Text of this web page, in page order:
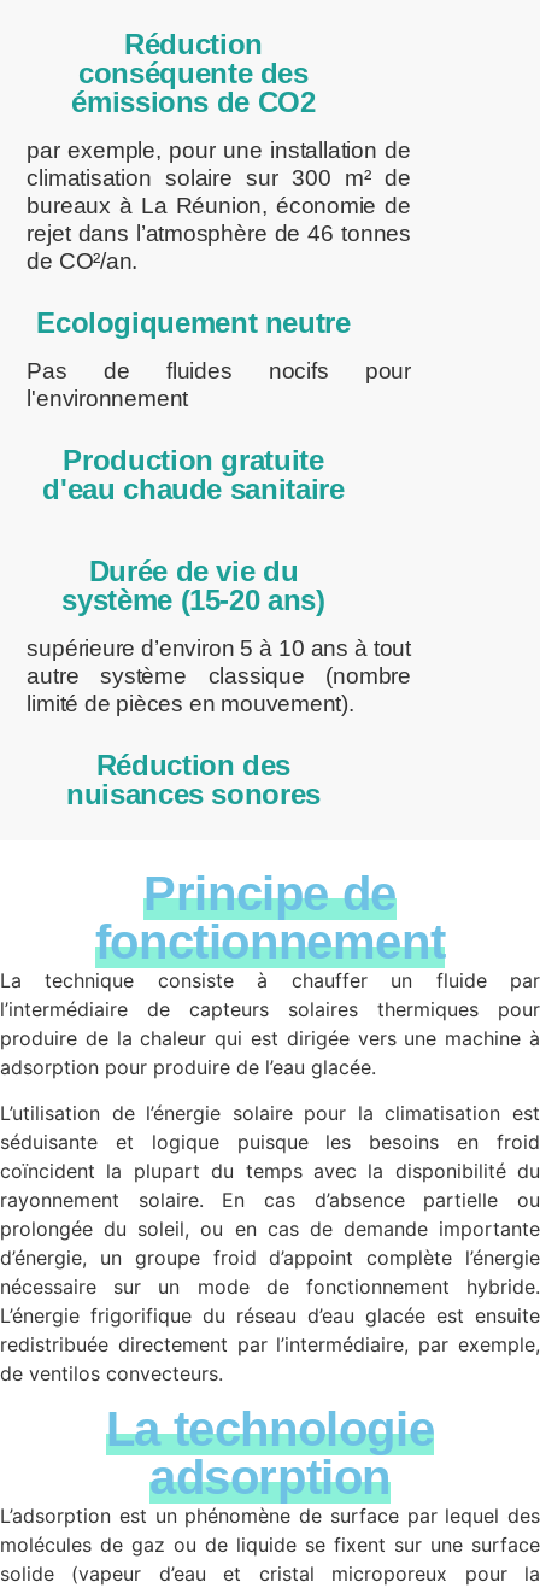
Réduction
conséquente des
émissions de CO2
par exemple, pour une installation de
climatisation solaire sur 300 m² de
bureaux à La Réunion, économie de
rejet dans l’atmosphère de 46 tonnes
de CO²/an.
Ecologiquement neutre
Pas de fluides nocifs pour
l'environnement
Production gratuite
d'eau chaude sanitaire
Durée de vie du
système (15-20 ans)
supérieure d’environ 5 à 10 ans à tout
autre système classique (nombre
limité de pièces en mouvement).
Réduction des
nuisances sonores
Principe de
fonctionnement
La technique consiste à chauffer un fluide par
l’intermédiaire de capteurs solaires thermiques pour
produire de la chaleur qui est dirigée vers une machine à
adsorption pour produire de l’eau glacée.
L’utilisation de l’énergie solaire pour la climatisation est
séduisante et logique puisque les besoins en froid
coïncident la plupart du temps avec la disponibilité du
rayonnement solaire. En cas d’absence partielle ou
prolongée du soleil, ou en cas de demande importante
d’énergie, un groupe froid d’appoint complète l’énergie
nécessaire sur un mode de fonctionnement hybride.
L’énergie frigorifique du réseau d’eau glacée est ensuite
redistribuée directement par l’intermédiaire, par exemple,
de ventilos convecteurs.
La technologie
adsorption
L’adsorption est un phénomène de surface par lequel des
molécules de gaz ou de liquide se fixent sur une surface
solide (vapeur d’eau et cristal microporeux pour la